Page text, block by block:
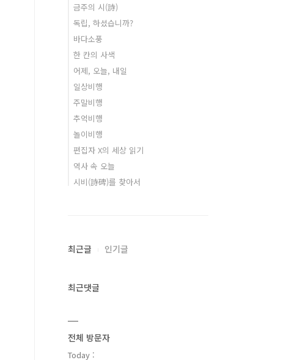
금주의 시(詩)
독립, 하셨습니까?
바다소풍
한 칸의 사색
어제, 오늘, 내일
일상비행
주말비행
추억비행
놀이비행
편집자 X의 세상 읽기
역사 속 오늘
시비(詩碑)를 찾아서
최근글 인기글
최근댓글
전체 방문자
Today :